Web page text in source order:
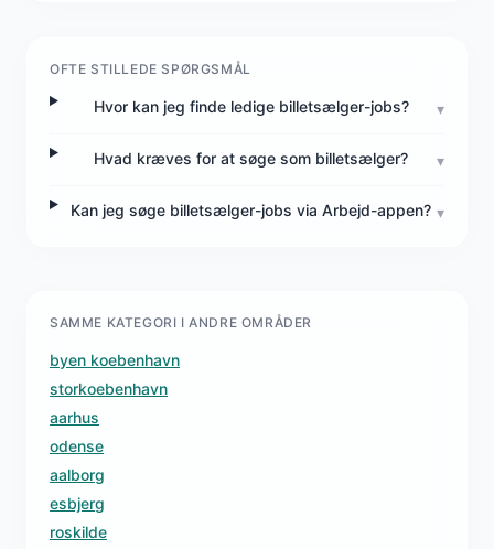
OFTE STILLEDE SPØRGSMÅL
Hvor kan jeg finde ledige billetsælger-jobs? ▾
Hvad kræves for at søge som billetsælger? ▾
Kan jeg søge billetsælger-jobs via Arbejd-appen? ▾
SAMME KATEGORI I ANDRE OMRÅDER
byen koebenhavn
storkoebenhavn
aarhus
odense
aalborg
esbjerg
roskilde